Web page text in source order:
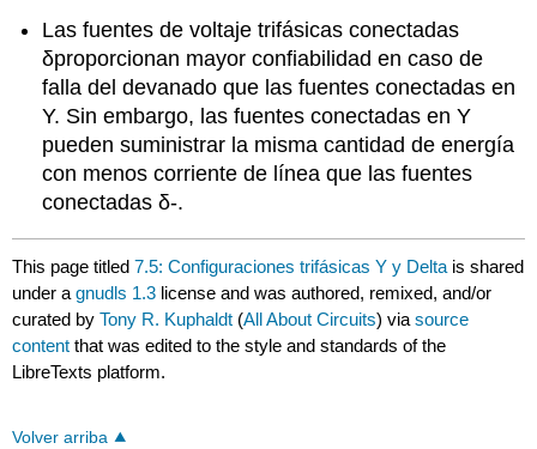
Las fuentes de voltaje trifásicas conectadas
δproporcionan mayor confiabilidad en caso de
falla del devanado que las fuentes conectadas en
Y. Sin embargo, las fuentes conectadas en Y
pueden suministrar la misma cantidad de energía
con menos corriente de línea que las fuentes
conectadas δ-.
This page titled7.5: Configuraciones trifásicas Y y Deltais shared
under agnudls 1.3 license and was authored, remixed, and/or
curated byTony R. Kuphaldt (All About Circuits) viasource
content that was edited to the style and standards of the
LibreTexts platform.
Volver arriba